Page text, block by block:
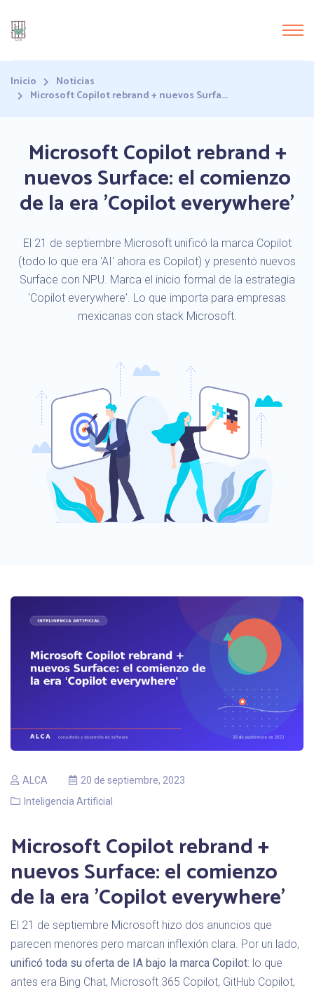
Inicio
Noticias
Microsoft Copilot rebrand + nuevos Surfa...
Microsoft Copilot rebrand +
nuevos Surface: el comienzo
de la era 'Copilot everywhere'
El 21 de septiembre Microsoft unificó la marca Copilot
(todo lo que era 'AI' ahora es Copilot) y presentó nuevos
Surface con NPU. Marca el inicio formal de la estrategia
'Copilot everywhere'. Lo que importa para empresas
mexicanas con stack Microsoft.
ALCA
20 de septiembre, 2023
Inteligencia Artificial
Microsoft Copilot rebrand +
nuevos Surface: el comienzo
de la era 'Copilot everywhere'
El 21 de septiembre Microsoft hizo dos anuncios que
parecen menores pero marcan inflexión clara. Por un lado,
unificó toda su oferta de IA bajo la marca Copilot: lo que
antes era Bing Chat, Microsoft 365 Copilot, GitHub Copilot,